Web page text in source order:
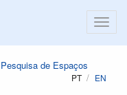
Pesquisa de Espaços
PT EN